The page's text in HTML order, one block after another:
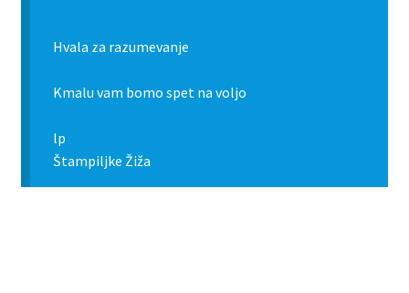
Hvala za razumevanje
Kmalu vam bomo spet na voljo
lp
Štampiljke Žiža